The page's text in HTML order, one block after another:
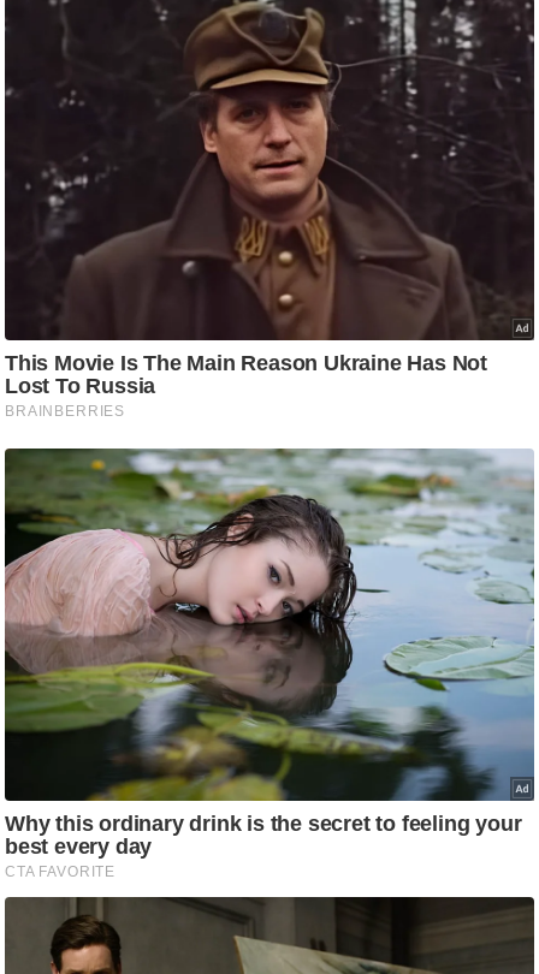
क्षा
k
i
n
g
N
e
w
s
ला
इ
फ
स्टा
इ
टे
क्नॉ
लॉ
जी